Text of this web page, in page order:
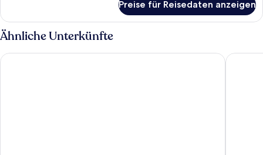
Suite,
1
Doppelbett
Preise für Reisedaten anzeigen
Ähnliche Unterkünfte
Four Points by Sheraton Phuket Patong Beach ResortHoliday